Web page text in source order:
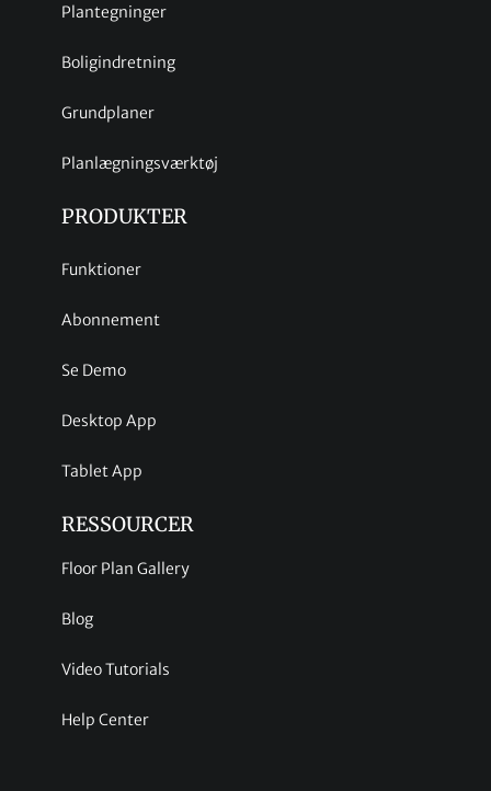
Plantegninger
Boligindretning
Grundplaner
Planlægningsværktøj
PRODUKTER
Funktioner
Abonnement
Se Demo
Desktop App
Tablet App
RESSOURCER
Floor Plan Gallery
Blog
Video Tutorials
Help Center